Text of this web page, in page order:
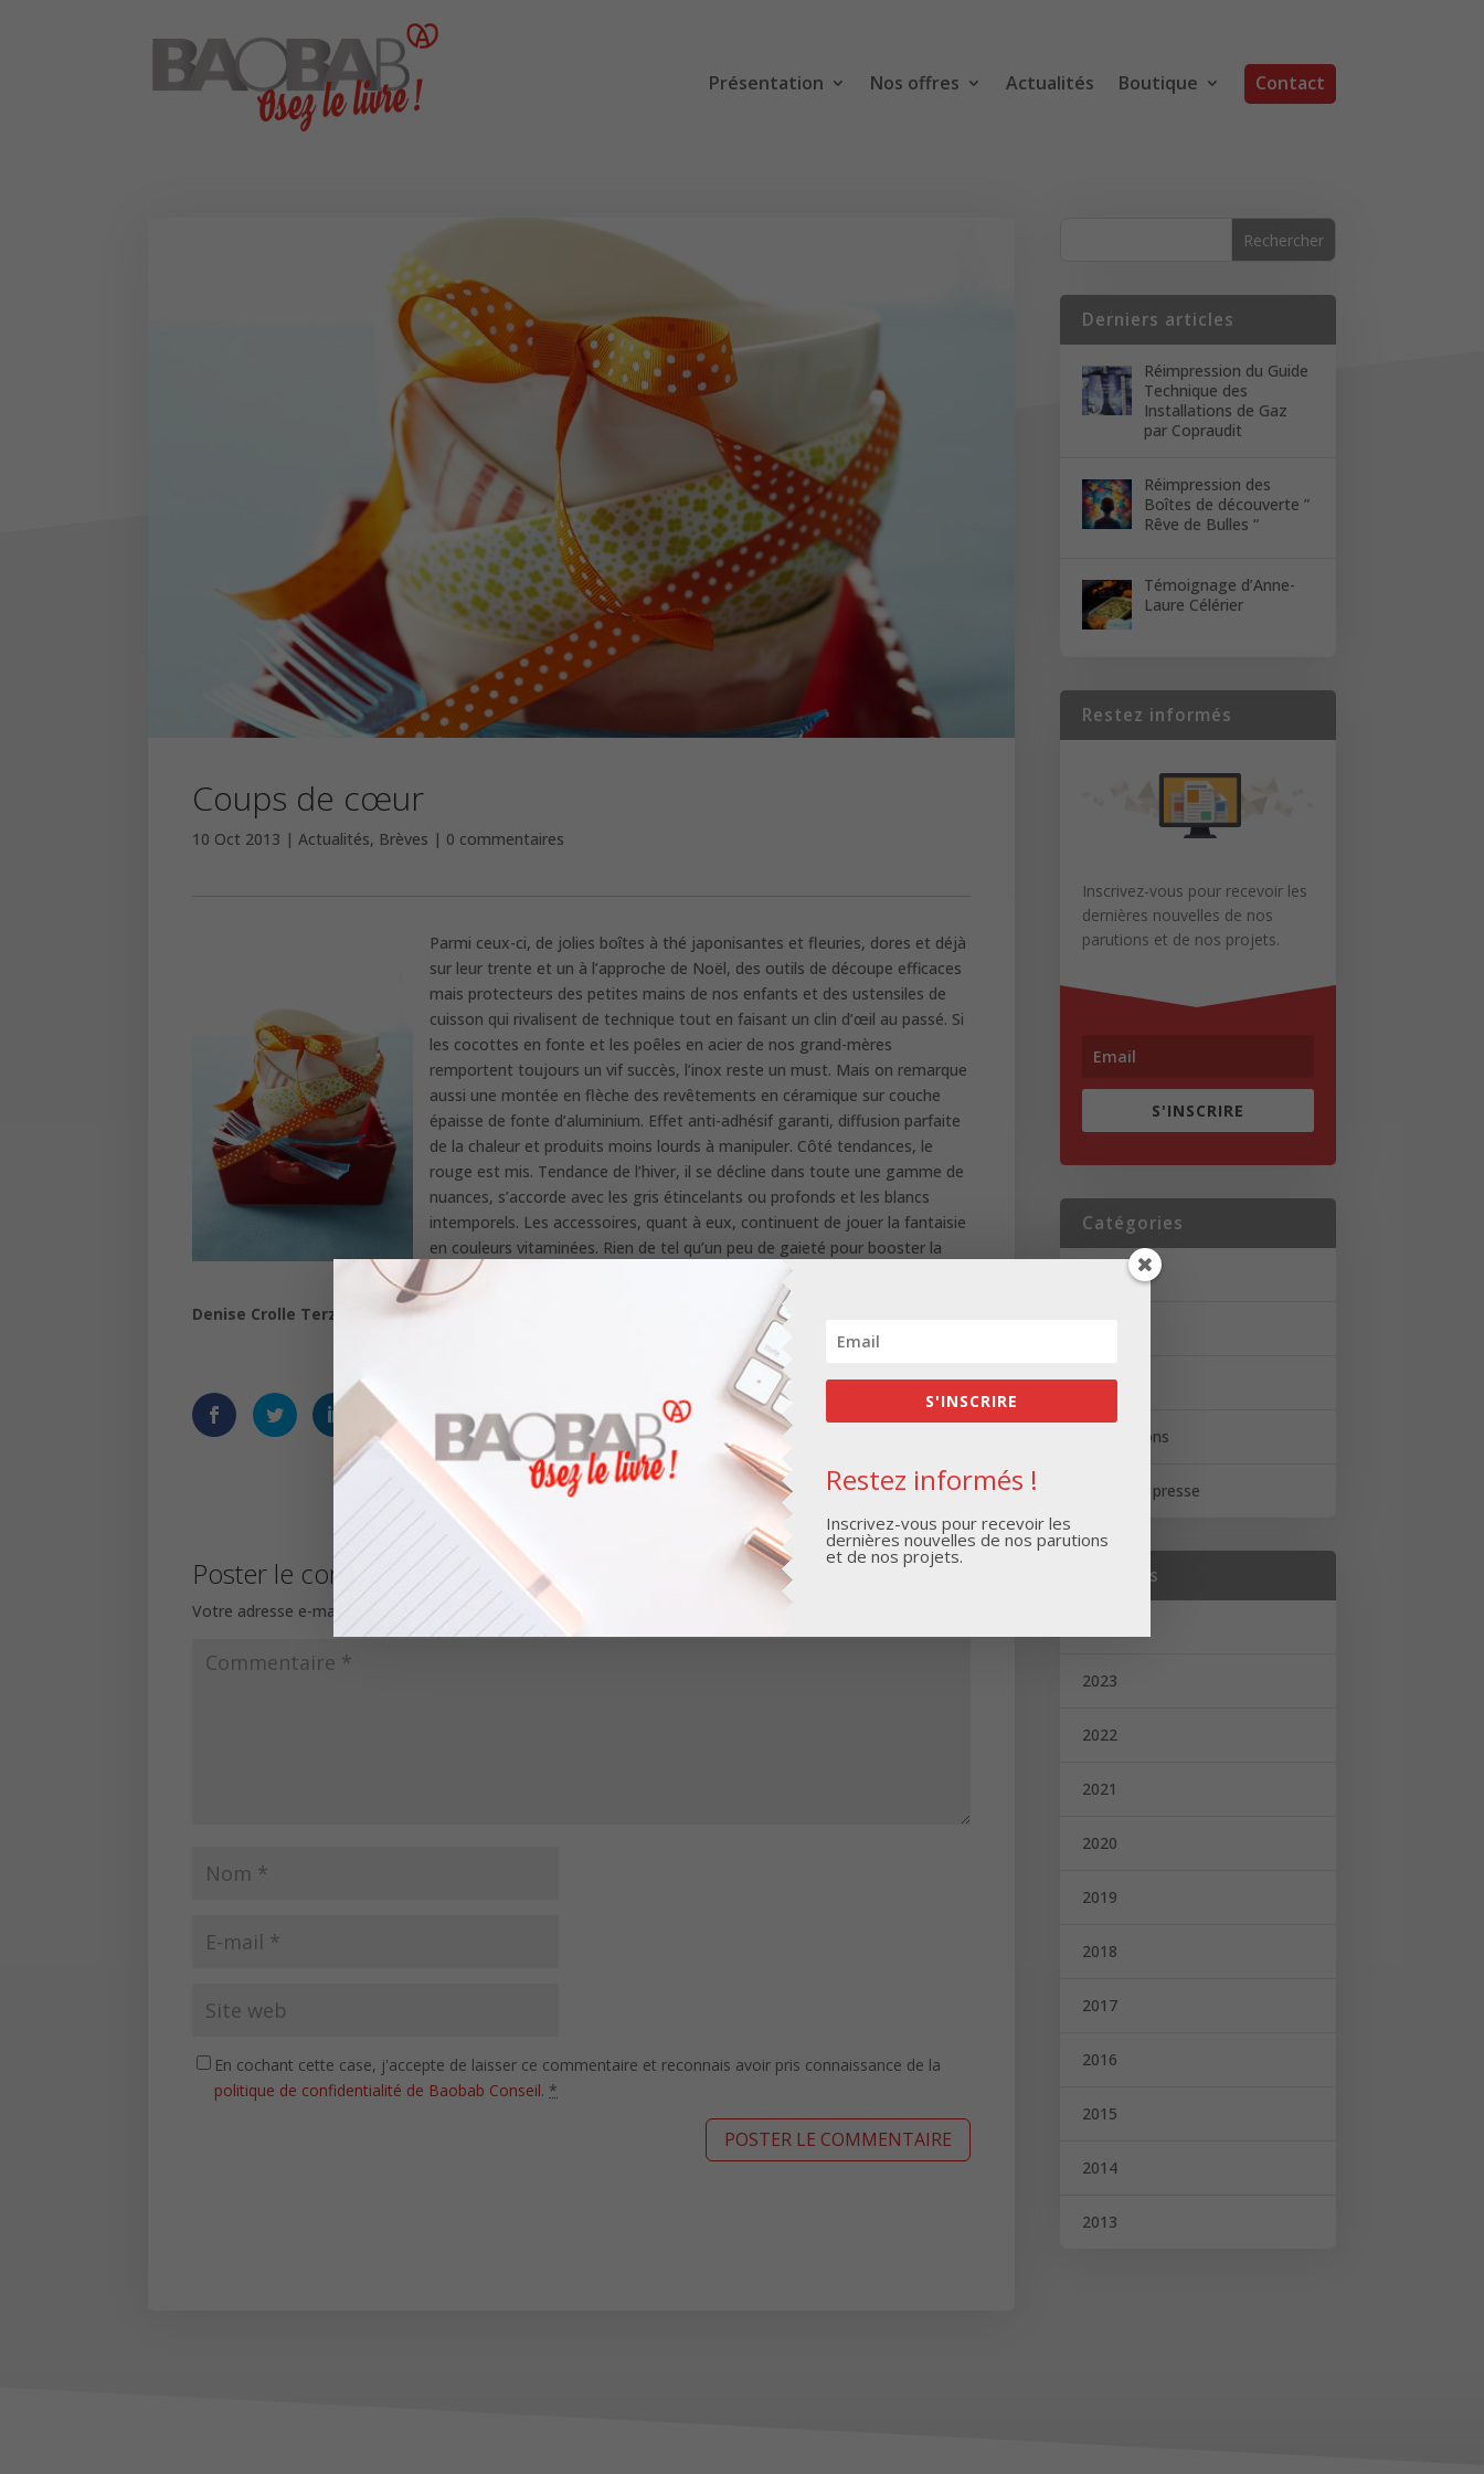
Présentation Nos offres Actualités Boutique Contact
Coups de cœur
10 Oct 2013 Actualités, Brèves 0 commentaires
Parmi ceux-ci, de jolies boîtes à thé japonisantes et fleuries, dores et déjà
sur leur trente et un à l’approche de Noël, des outils de découpe efficaces
mais protecteurs des petites mains de nos enfants et des ustensiles de
cuisson qui rivalisent de technique tout en faisant un clin d’œil au passé. Si
les cocottes en fonte et les poêles en acier de nos grand-mères
remportent toujours un vif succès, l’inox reste un must. Mais on remarque
aussi une montée en flèche des revêtements en céramique sur couche
épaisse de fonte d’aluminium. Effet anti-adhésif garanti, diffusion parfaite
de la chaleur et produits moins lourds à manipuler. Côté tendances, le
rouge est mis. Tendance de l’hiver, il se décline dans toute une gamme de
nuances, s’accorde avec les gris étincelants ou profonds et les blancs
intemporels. Les accessoires, quant à eux, continuent de jouer la fantaisie
en couleurs vitaminées. Rien de tel qu’un peu de gaieté pour booster la
gourmandise ! Pas vrai ?
Denise Crolle Terzaghi
Poster le commentaire
Votre adresse e-mail ne sera pas publiée. Les champs obligatoires sont indiqués avec
En cochant cette case, j'accepte de laisser ce commentaire et reconnais avoir pris connaissance de la
politique de confidentialité de Baobab Conseil. *
Derniers articles
Réimpression du Guide
Technique des
Installations de Gaz
par Copraudit
Réimpression des
Boîtes de découverte ”
Rêve de Bulles “
Témoignage d’Anne-
Laure Célérier
Restez informés
Inscrivez-vous pour recevoir les
dernières nouvelles de nos
parutions et de nos projets.
S'INSCRIRE
Catégories
Actualités
Portrait
Réalisations
Revue de presse
Archives
2023
2022
2021
2020
2019
2018
2017
2016
2015
2014
2013
S'INSCRIRE
Restez informés !
Inscrivez-vous pour recevoir les
dernières nouvelles de nos parutions
et de nos projets.